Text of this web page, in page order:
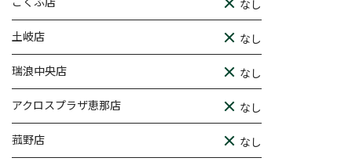
なし
土岐店 なし
瑞浪中央店 なし
アクロスプラザ恵那店 なし
菰野店 なし